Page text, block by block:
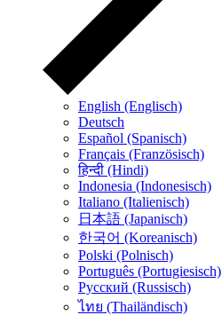
English (Englisch)
Deutsch
Español (Spanisch)
Français (Französisch)
हिन्दी (Hindi)
Indonesia (Indonesisch)
Italiano (Italienisch)
日本語 (Japanisch)
한국어 (Koreanisch)
Polski (Polnisch)
Português (Portugiesisch)
Русский (Russisch)
ไทย (Thailändisch)